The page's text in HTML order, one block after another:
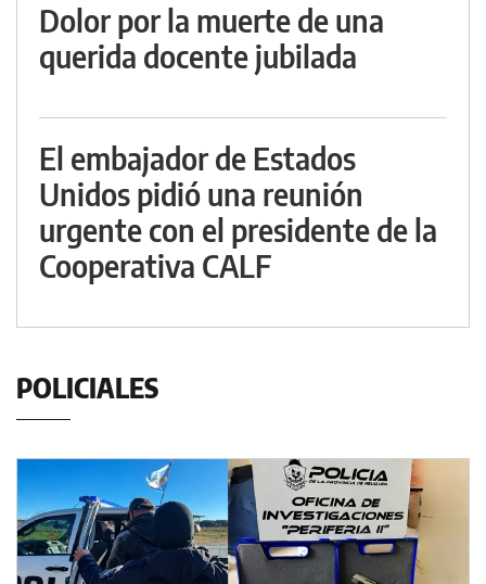
Dolor por la muerte de una
querida docente jubilada
El embajador de Estados
Unidos pidió una reunión
urgente con el presidente de la
Cooperativa CALF
POLICIALES